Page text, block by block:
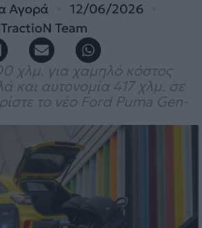
Αγορά
12/06/2026
TractioN Team
χλμ. για χαμηλό κόστος
και αυτονομία 417 χλμ. σε
το νέο Ford Puma Gen-